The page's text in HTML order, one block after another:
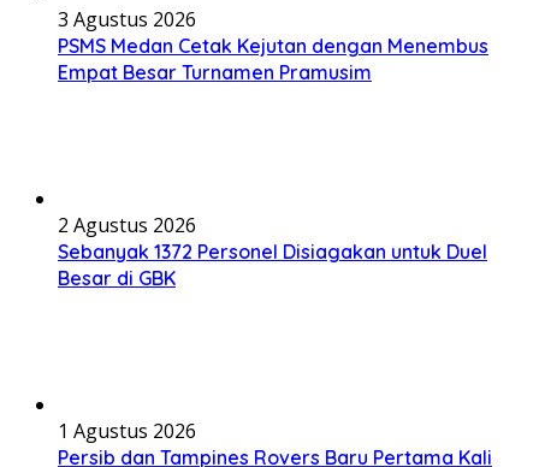
3 Agustus 2026
PSMS Medan Cetak Kejutan dengan Menembus
Empat Besar Turnamen Pramusim
2 Agustus 2026
Sebanyak 1372 Personel Disiagakan untuk Duel
Besar di GBK
1 Agustus 2026
Persib dan Tampines Rovers Baru Pertama Kali